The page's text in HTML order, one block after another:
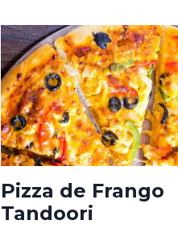
Pizza de Frango
Tandoori